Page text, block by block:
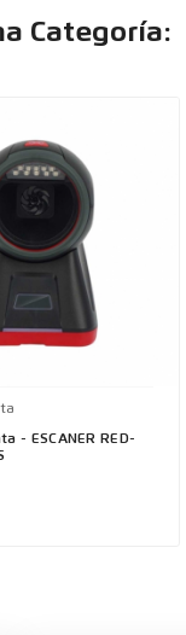
Categoría:
- ESCANER RED-